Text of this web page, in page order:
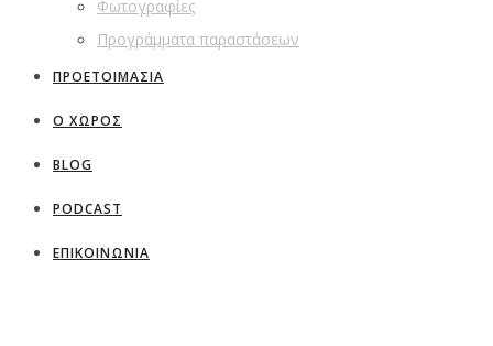
Φωτογραφίες
Προγράμματα παραστάσεων
ΠΡΟΕΤΟΙΜΑΣΙΑ
Ο ΧΩΡΟΣ
BLOG
PODCAST
ΕΠΙΚΟΙΝΩΝΙΑ